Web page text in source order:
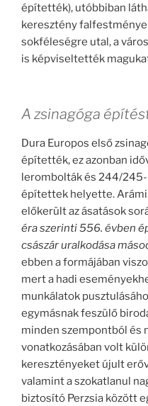
építették), utóbbiban
keresztény
sokféleségre utal, a
is képviseltették
A zsinagóga
Dura Europos első
építették, ez azonban
lerombolták és 244/
építettek helyette.
előkerült az ásatások
éra szerinti 556. évben
császár uralkodása
ebben a formájában
mert a hadi
munkálatok
egymásnak feszülő
minden szempontból és
vonatkozásában volt
keresztényeket újult
valamint a szokatlanul
biztosító Perzsia között